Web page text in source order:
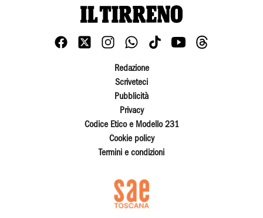
Redazione
Scriveteci
Pubblicità
Privacy
Codice Etico e Modello 231
Cookie policy
Termini e condizioni